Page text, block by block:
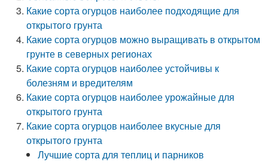
Какие сорта огурцов наиболее подходящие для
открытого грунта
Какие сорта огурцов можно выращивать в открытом
грунте в северных регионах
Какие сорта огурцов наиболее устойчивы к
болезням и вредителям
Какие сорта огурцов наиболее урожайные для
открытого грунта
Какие сорта огурцов наиболее вкусные для
открытого грунта
Лучшие сорта для теплиц и парников